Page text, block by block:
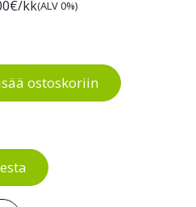
€/kk(ALV 0%)
määrä
ostoskoriin